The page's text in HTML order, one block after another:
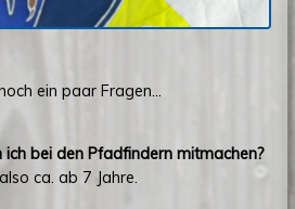
ein paar Fragen…
bei den Pfadfindern mitmachen?
ca. ab 7 Jahre.